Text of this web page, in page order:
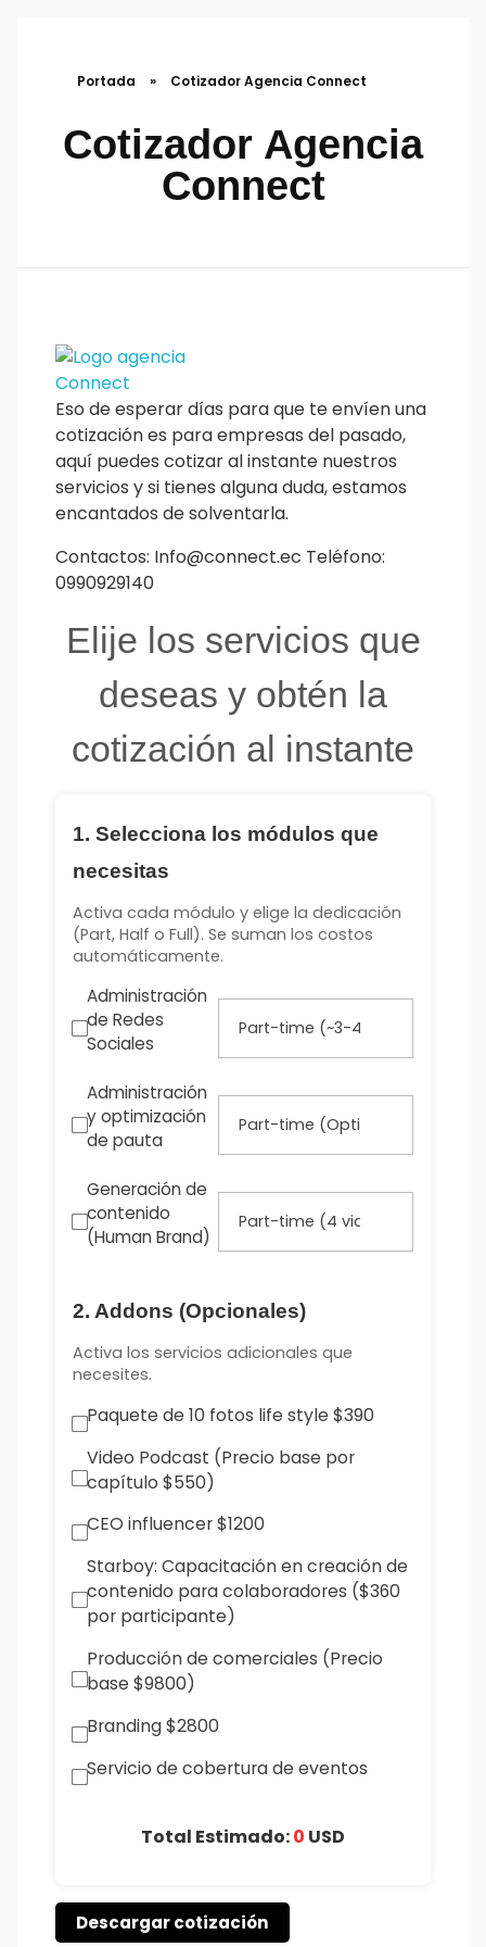
Portada » Cotizador Agencia Connect
Cotizador Agencia
Connect
Eso de esperar días para que te envíen una
cotización es para empresas del pasado,
aquí puedes cotizar al instante nuestros
servicios y si tienes alguna duda, estamos
encantados de solventarla.
Contactos: Info@connect.ec Teléfono:
0990929140
Elije los servicios que
deseas y obtén la
cotización al instante
1. Selecciona los módulos que
necesitas
Activa cada módulo y elige la dedicación
(Part, Half o Full). Se suman los costos
automáticamente.
Administración
de Redes
Sociales
Administración
y optimización
de pauta
Generación de
contenido
(Human Brand)
2. Addons (Opcionales)
Activa los servicios adicionales que
necesites.
Paquete de 10 fotos life style $390
Video Podcast (Precio base por
capítulo $550)
CEO influencer $1200
Starboy: Capacitación en creación de
contenido para colaboradores ($360
por participante)
Producción de comerciales (Precio
base $9800)
Branding $2800
Servicio de cobertura de eventos
Total Estimado:0 USD
Descargar cotización